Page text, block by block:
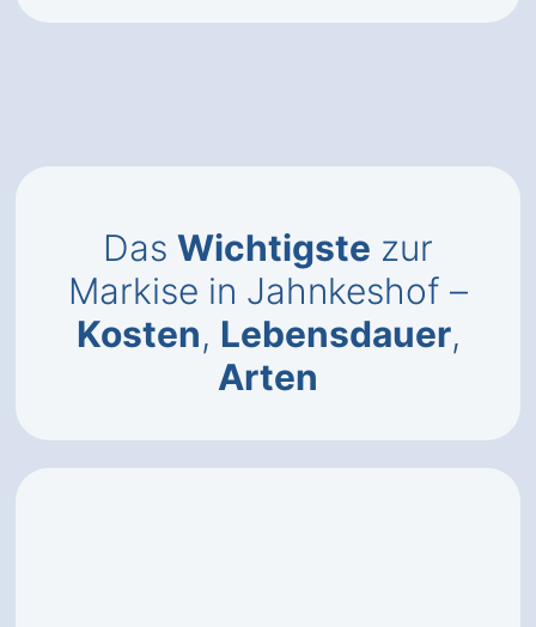
Das Wichtigste zur
Markise in Jahnkeshof –
Kosten, Lebensdauer,
Arten